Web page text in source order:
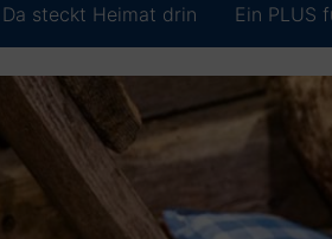
Da steckt Heimat drin Ein PLUS